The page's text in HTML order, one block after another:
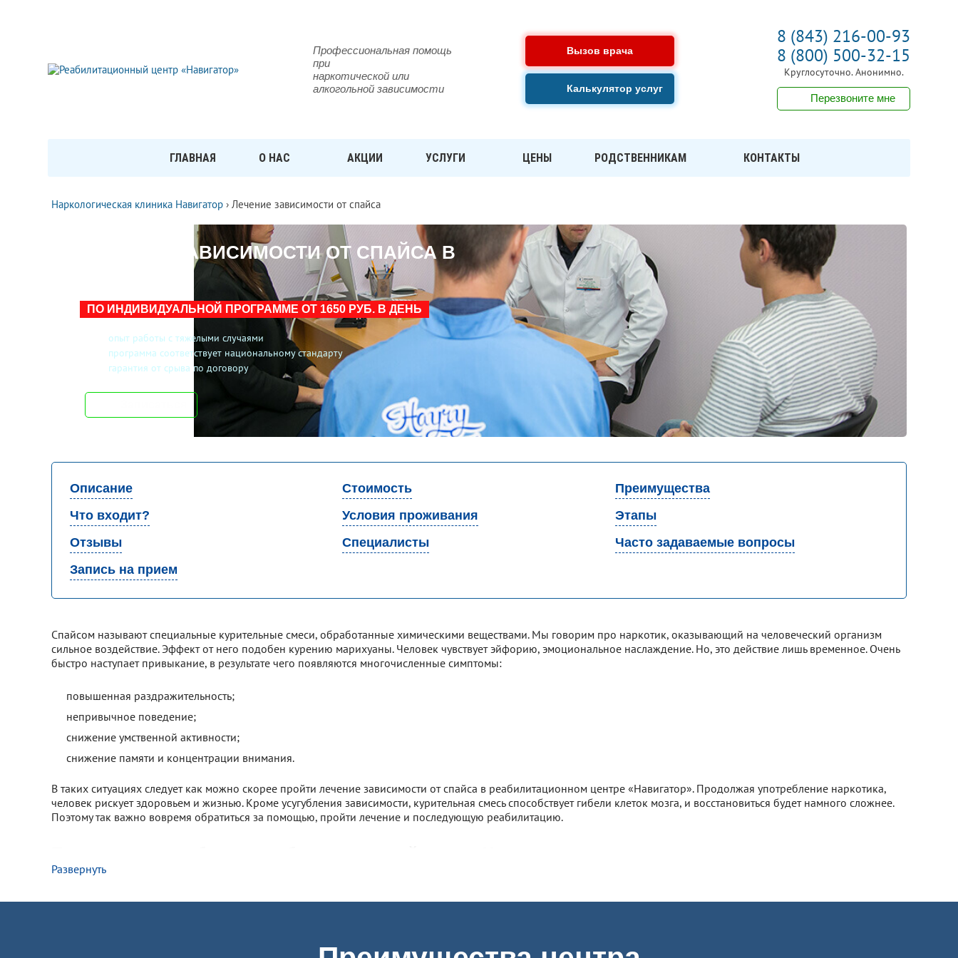
Профессиональная помощь
при
наркотической или
алкогольной зависимости
Вызов врача
Калькулятор услуг
8 (843) 216-00-93
8 (800) 500-32-15
Круглосуточно. Анонимно.
Перезвоните мне
ГЛАВНАЯ О НАС АКЦИИ УСЛУГИ ЦЕНЫ РОДСТВЕННИКАМ КОНТАКТЫ
Наркологическая клиника Навигатор › Лечение зависимости от спайса
ЛЕЧЕНИЕ ЗАВИСИМОСТИ ОТ СПАЙСА В
ПО ИНДИВИДУАЛЬНОЙ ПРОГРАММЕ ОТ 1650 РУБ. В ДЕНЬ
опыт работы с тяжелыми случаями
программа соответствует национальному стандарту
гарантия от срыва по договору
Описание Стоимость
Преимущества
Что входит?
Условия проживания
Этапы
Отзывы
Специалисты
Часто задаваемые вопросы
Запись на прием
Спайсом называют специальные курительные смеси, обработанные химическими веществами. Мы говорим про наркотик, оказывающий на человеческий организм
сильное воздействие. Эффект от него подобен курению марихуаны. Человек чувствует эйфорию, эмоциональное наслаждение. Но, это действие лишь временное. Очень
быстро наступает привыкание, в результате чего появляются многочисленные симптомы:
повышенная раздражительность;
непривычное поведение;
снижение умственной активности;
снижение памяти и концентрации внимания.
В таких ситуациях следует как можно скорее пройти лечение зависимости от спайса в реабилитационном центре «Навигатор». Продолжая употребление наркотика,
человек рискует здоровьем и жизнью. Кроме усугубления зависимости, курительная смесь способствует гибели клеток мозга, и восстановиться будет намного сложнее.
Поэтому так важно вовремя обратиться за помощью, пройти лечение и последующую реабилитацию.
Развернуть